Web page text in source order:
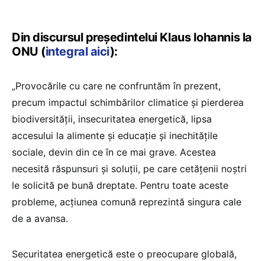
Din discursul președintelui Klaus Iohannis la
ONU (integral aici):
„Provocările cu care ne confruntăm în prezent,
precum impactul schimbărilor climatice și pierderea
biodiversității, insecuritatea energetică, lipsa
accesului la alimente și educație și inechitățile
sociale, devin din ce în ce mai grave. Acestea
necesită răspunsuri și soluții, pe care cetățenii noștri
le solicită pe bună dreptate. Pentru toate aceste
probleme, acțiunea comună reprezintă singura cale
de a avansa.
Securitatea energetică este o preocupare globală,